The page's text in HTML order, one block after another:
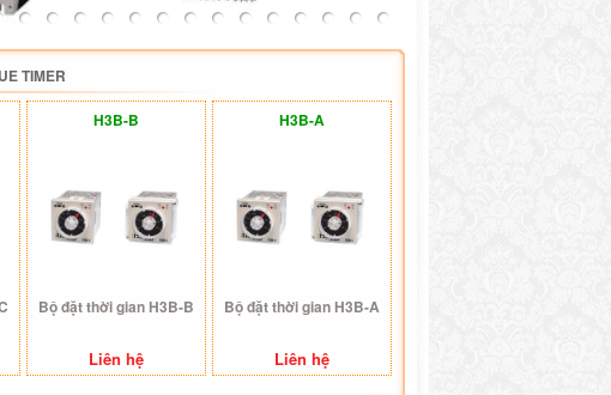
TIMER
H3B-B
Bộ đặt thời gian H3B-B
Liên hệ
H3B-A
Bộ đặt thời gian H3B-A
Liên hệ